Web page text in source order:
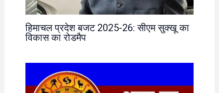
हिमाचल प्रदेश बजट 2025-26: सीएम सुक्खू का
विकास का रोडमैप